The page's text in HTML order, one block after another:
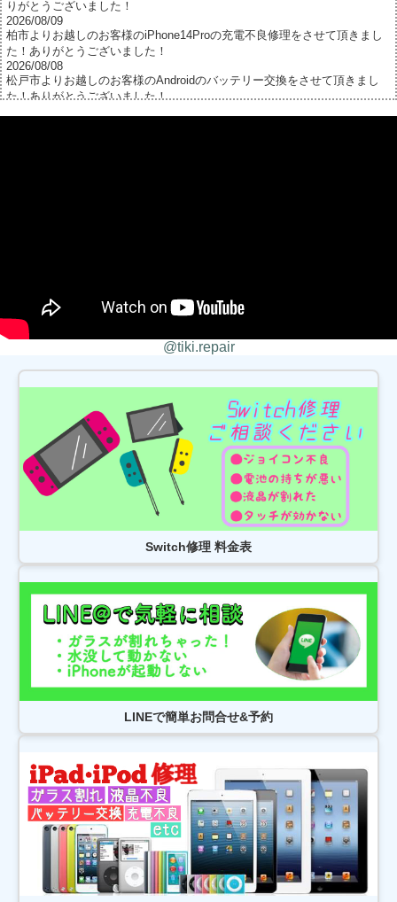
りがとうございました！
2026/08/09
柏市よりお越しのお客様のiPhone14Proの充電不良修理をさせて頂きまし
た！ありがとうございました！
2026/08/08
松戸市よりお越しのお客様のAndroidのバッテリー交換をさせて頂きまし
た！ありがとうございました！
柏市よりお越しのお客様のiPhone14のガラス交換をさせて頂きました！あ
りがとうございました！
2026/08/05
松戸市よりお越しのお客様のiPhone14の液晶交換をさせて頂きました！あ
りがとうございました！
流山市よりお越しのお客様のiPhone13Proのガラス交換をさせて頂きまし
た！ありがとうございました！
松戸市よりお越しのお客様のiPhone13の液晶交換をさせて頂きました！あ
りがとうございました！
2026/08/04
松戸市よりお越しのお客様のAndroidの液晶交換をさせて頂きました！あり
鎌ヶ谷市よりお越しのお客様のiPhone13Proのナノナインガラスコーティン
グをさせて頂きました！ありがとうございました！
2026/08/03
た！ありがとうございました！
2026/08/03
松戸市よりお越しのお客様のiPhoneSE3の液晶交換をさせて頂きました！
ありがとうございました！
2026/08/03
鎌ヶ谷市よりお越しのお客様のAndroidの液晶交換をさせて頂きました！あ
りがとうございました！
2026/08/02
松戸市よりお越しのお客様のiPhone14Proの基板修理をさせて頂きました！
ありがとうございました！
た！ありがとうございました！
2026/08/02
柏市よりお越しのお客様のSwitchのバッテリー交換をさせて頂きました！
ありがとうございました！
2026/08/01
松戸市よりお越しのお客様のiPhone12Proのナノナインガラスコーティング
をさせて頂きました！ありがとうございました！
2026/07/31
松戸市よりお越しのお客様のAndroidのナノナインガラスコーティングをさ
@tiki.repair
Switch修理 料金表
LINEで簡単お問合せ&予約